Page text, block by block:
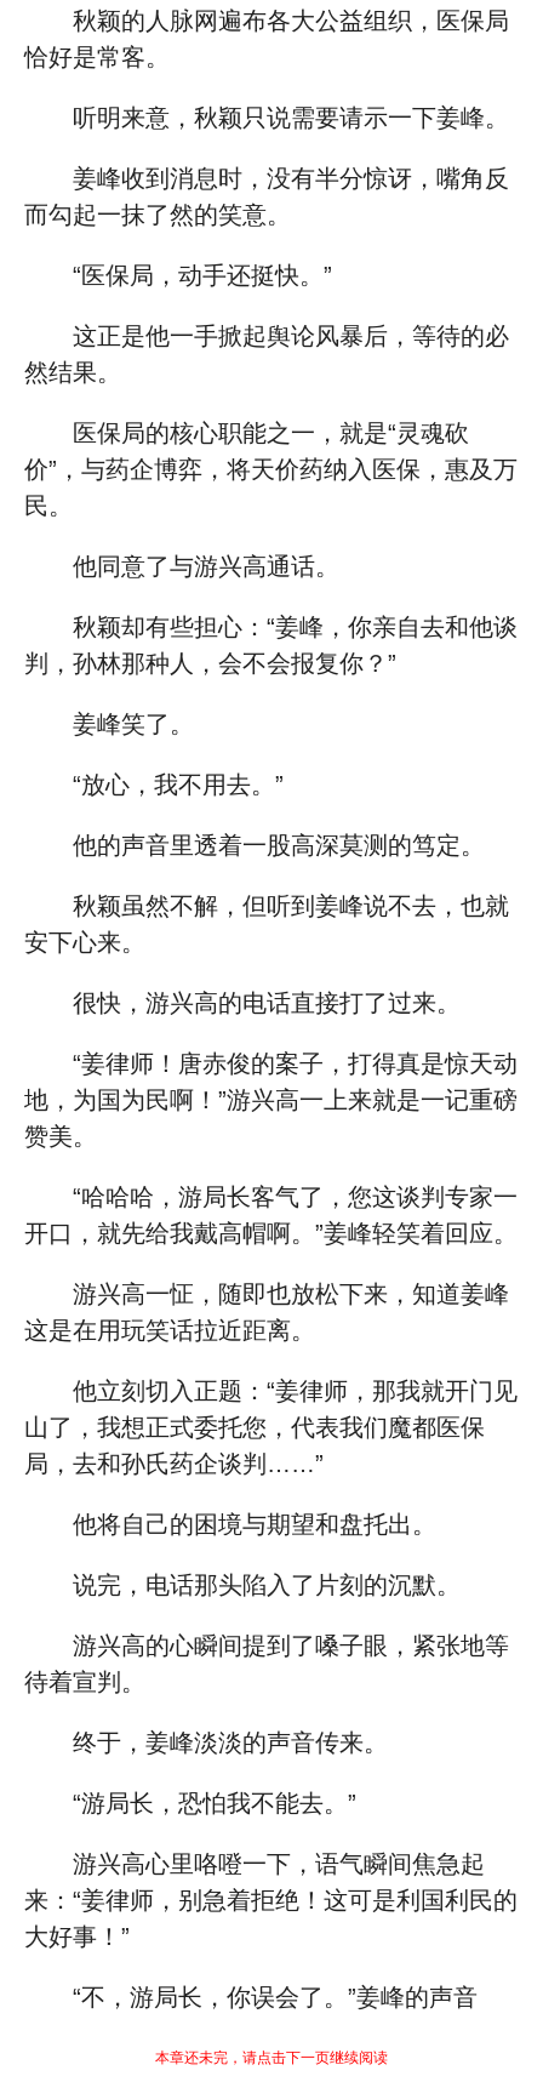
秋颖的人脉网遍布各大公益组织，医保局
恰好是常客。
听明来意，秋颖只说需要请示一下姜峰。
姜峰收到消息时，没有半分惊讶，嘴角反
而勾起一抹了然的笑意。
“医保局，动手还挺快。”
这正是他一手掀起舆论风暴后，等待的必
然结果。
医保局的核心职能之一，就是“灵魂砍
价”，与药企博弈，将天价药纳入医保，惠及万
民。
他同意了与游兴高通话。
秋颖却有些担心：“姜峰，你亲自去和他谈
判，孙林那种人，会不会报复你？”
姜峰笑了。
“放心，我不用去。”
他的声音里透着一股高深莫测的笃定。
秋颖虽然不解，但听到姜峰说不去，也就
安下心来。
很快，游兴高的电话直接打了过来。
“姜律师！唐赤俊的案子，打得真是惊天动
地，为国为民啊！”游兴高一上来就是一记重磅
赞美。
“哈哈哈，游局长客气了，您这谈判专家一
开口，就先给我戴高帽啊。”姜峰轻笑着回应。
游兴高一怔，随即也放松下来，知道姜峰
这是在用玩笑话拉近距离。
他立刻切入正题：“姜律师，那我就开门见
山了，我想正式委托您，代表我们魔都医保
局，去和孙氏药企谈判……”
他将自己的困境与期望和盘托出。
说完，电话那头陷入了片刻的沉默。
游兴高的心瞬间提到了嗓子眼，紧张地等
待着宣判。
终于，姜峰淡淡的声音传来。
“游局长，恐怕我不能去。”
游兴高心里咯噔一下，语气瞬间焦急起
来：“姜律师，别急着拒绝！这可是利国利民的
大好事！”
“不，游局长，你误会了。”姜峰的声音
本章还未完，请点击下一页继续阅读